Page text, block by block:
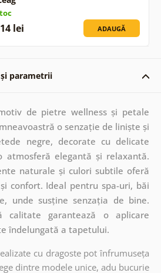
lei ADAUGĂ
parametrii
de pietre wellness și petale
o senzație de liniște și
negre, decorate cu delicate
atmosferă elegantă și relaxantă.
naturale și culori subtile oferă
confort. Ideal pentru spa-uri, băi
unde susține senzația de bine.
calitate garantează o aplicare
îndelungată a tapetului.
cu dragoste pot înfrumuseța
dintre modele unice, adu bucurie